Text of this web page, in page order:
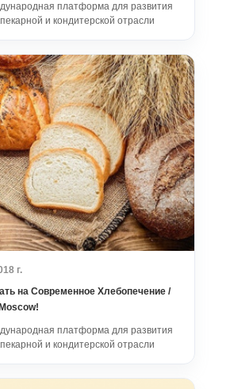
платформа для развития
и кондитерской отрасли
г.
на Современное Хлебопечение /
платформа для развития
и кондитерской отрасли